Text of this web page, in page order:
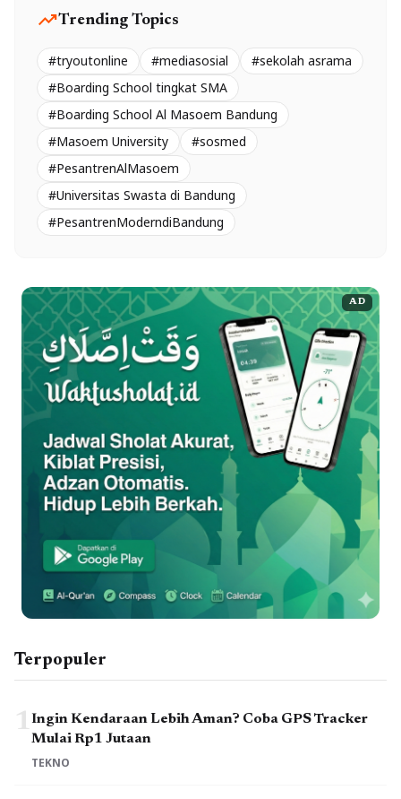
trending_upTrending Topics
#tryoutonline #mediasosial
#sekolah asrama
#Boarding School tingkat SMA
#Boarding School Al Masoem Bandung
#Masoem University
#sosmed
#PesantrenAlMasoem
#Universitas Swasta di Bandung
#PesantrenModerndiBandung
AD
Terpopuler
1Ingin Kendaraan Lebih Aman? Coba GPS Tracker
Mulai Rp1 Jutaan
TEKNO